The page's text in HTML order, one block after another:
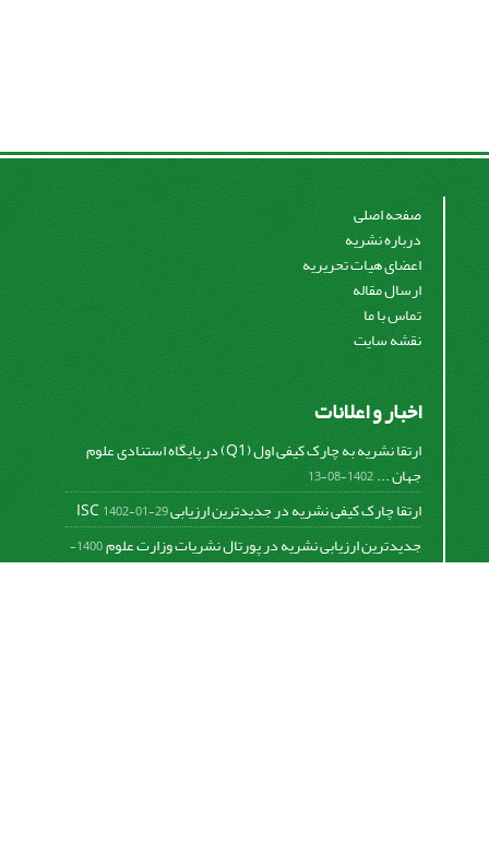
صفحه اصلی
درباره نشریه
اعضای هیات تحریریه
ارسال مقاله
تماس با ما
نقشه سایت
اخبار و اعلانات
ارتقا نشریه به چارک کیفی اول (Q1) در پایگاه استنادی علوم
جهان ...1402-08-13
ارتقا چارک کیفی نشریه در جدیدترین ارزیابی ISC1402-01-29
جدیدترین ارزیابی نشریه در پورتال نشریات وزارت علوم
1400-